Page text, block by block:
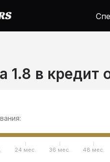
1.8 в кредит
24 мес. 36 мес. 48 мес.